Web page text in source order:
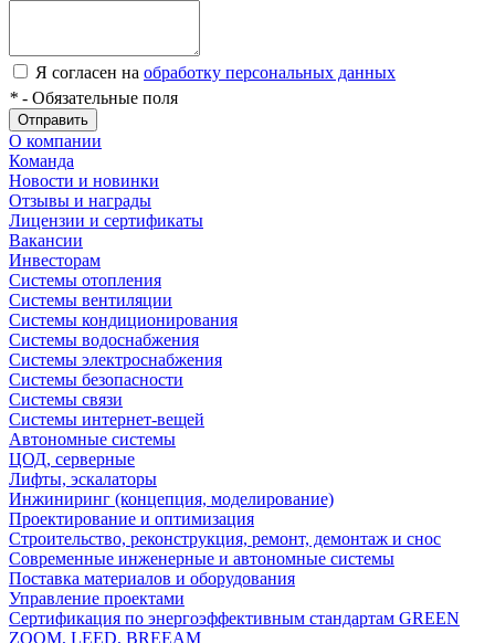
Я согласен на обработку персональных данных
* - Обязательные поля
Отправить
О компании
Команда
Новости и новинки
Отзывы и награды
Лицензии и сертификаты
Вакансии
Инвесторам
Системы отопления
Системы вентиляции
Системы кондиционирования
Системы водоснабжения
Системы электроснабжения
Системы безопасности
Системы связи
Системы интернет-вещей
Автономные системы
ЦОД, серверные
Лифты, эскалаторы
Инжиниринг (концепция, моделирование)
Проектирование и оптимизация
Строительство, реконструкция, ремонт, демонтаж и снос
Современные инженерные и автономные системы
Поставка материалов и оборудования
Управление проектами
Сертификация по энергоэффективным стандартам GREEN
ZOOM, LEED, BREEAM